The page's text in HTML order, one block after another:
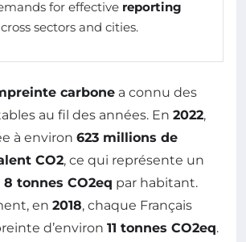
for effective reporting
sectors and cities.
carbone a connu des
au fil des années. En 2022,
à environ 623 millions de
CO2, ce qui représente un
8 tonnes CO2eq par habitant.
en 2018, chaque Français
d’environ 11 tonnes CO2eq.